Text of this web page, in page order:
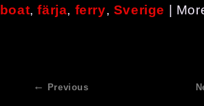
boat,färja, ferry, Sverige |
Previous